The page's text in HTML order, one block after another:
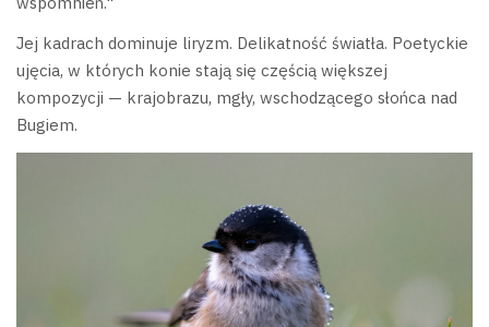
Jej kadrach dominuje liryzm. Delikatność światła. Poetyckie
ujęcia, w których konie stają się częścią większej
kompozycji — krajobrazu, mgły, wschodzącego słońca nad
Bugiem.